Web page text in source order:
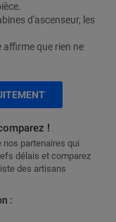
d'ascenseur, les
affirme que rien ne
!
nos partenaires qui
délais et comparez
des artisans
: